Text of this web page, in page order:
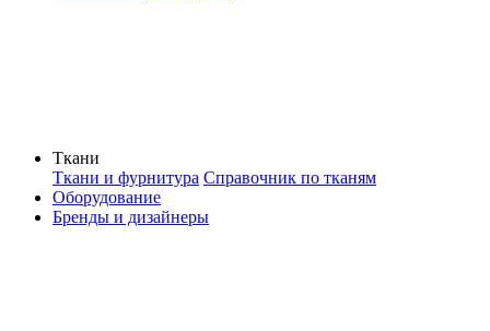
Ткани
Ткани и фурнитура Справочник по тканям
Оборудование
Бренды и дизайнеры